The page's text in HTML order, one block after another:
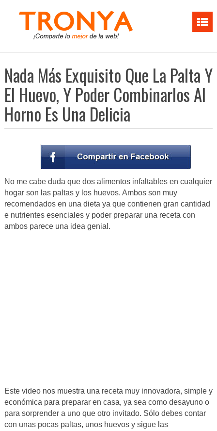
Nada Más Exquisito Que La Palta Y
El Huevo, Y Poder Combinarlos Al
Horno Es Una Delicia
No me cabe duda que dos alimentos infaltables en cualquier
hogar son las paltas y los huevos. Ambos son muy
recomendados en una dieta ya que contienen gran cantidad
e nutrientes esenciales y poder preparar una receta con
ambos parece una idea genial.
Este video nos muestra una receta muy innovadora, simple y
económica para preparar en casa, ya sea como desayuno o
para sorprender a uno que otro invitado. Sólo debes contar
con unas pocas paltas, unos huevos y sigue las